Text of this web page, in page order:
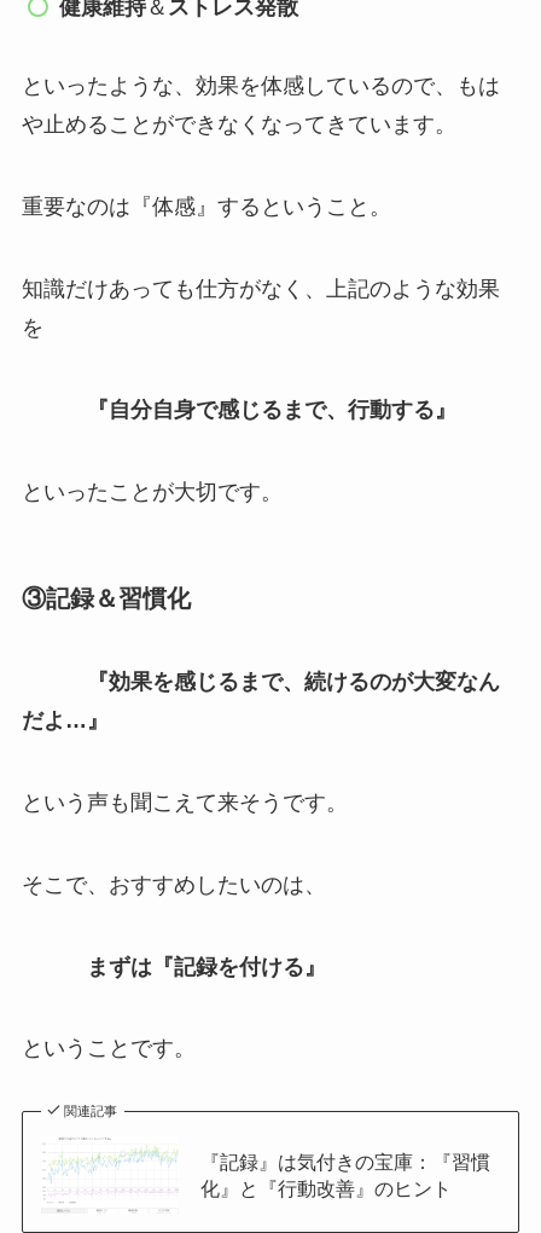
健康維持＆ ストレス発散
といったような、効果を体感しているので、もは
や止めることができなくなってきています。
重要なのは『体感』するということ。
知識だけあっても仕方がなく、上記のような効果
を
『自分自身で感じるまで、行動する』
といったことが大切です。
③記録＆習慣化
『効果を感じるまで、続けるのが大変なん
だよ…』
という声も聞こえて来そうです。
そこで、おすすめしたいのは、
まずは『記録を付ける』
ということです。
関連記事
『記録』は気付きの宝庫：『習慣
化』と『行動改善』のヒント